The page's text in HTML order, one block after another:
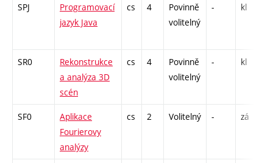
SPJ
Programovací
jazyk Java
cs 4
Povinně
volitelný
- kl
SR0
Rekonstrukce
a analýza 3D
scén
cs 4
Povinně
volitelný
- kl
SF0
Aplikace
Fourierovy
analýzy
cs 2 Volitelný - zá